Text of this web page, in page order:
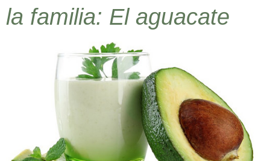
la familia: El aguacate